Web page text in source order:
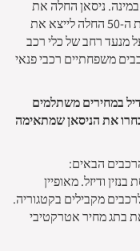
במינה. ניסאן החלה את
דרכה כיצרנית רכב עוד בשנת 1911 ומאז שנות ה-50 החלה לייצא את
מנעד רחב של כלי רכב
משפחתיים רכבי פנאי
במחירים משתלמים
את הניסאן שמתאימה
הבאים:
ודיזל. מאופיין
מקבילים בקטגוריה.
בתג מחיר אטרקטיבי